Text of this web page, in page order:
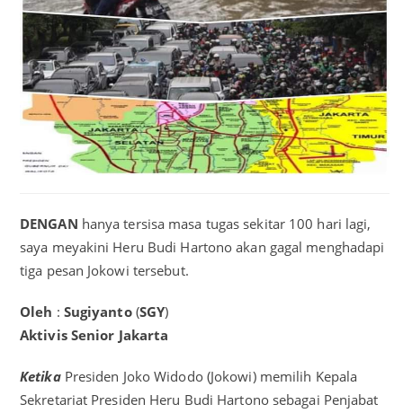
DENGAN hanya tersisa masa tugas sekitar 100 hari lagi,
saya meyakini Heru Budi Hartono akan gagal menghadapi
tiga pesan Jokowi tersebut.
Oleh : Sugiyanto(SGY)
Aktivis Senior Jakarta
KetikaPresiden Joko Widodo (Jokowi) memilih Kepala
Sekretariat Presiden Heru Budi Hartono sebagai Penjabat